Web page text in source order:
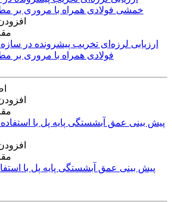
ارزیابی لرزه‌ای تخریب پیشرونده در
فولادی همراه با مروری بر
پیش بینی عمق آبشستگی پایه پل با